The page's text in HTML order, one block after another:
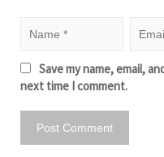
Save my name, email,
next time I comment.